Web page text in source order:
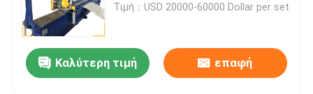
Τιμή：USD 20000-60000 Dollar per set
Καλύτερη τιμή επαφή